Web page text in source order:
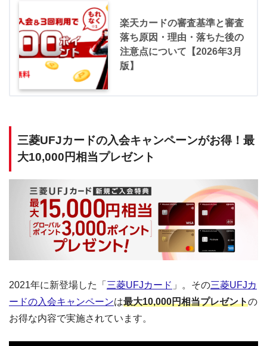
楽天カードの審査基準と審査
落ち原因・理由・落ちた後の
注意点について【2026年3月
版】
三菱UFJカードの入会キャンペーンがお得！最
大10,000円相当プレゼント
2021年に新登場した「 三菱UFJカード 」。その三菱UFJカ
ードの入会キャンペーンは最大10,000円相当プレゼントの
お得な内容で実施されています。